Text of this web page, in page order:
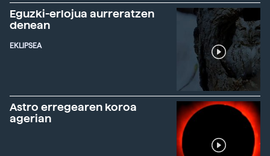
Eguzki-erlojua aurreratzen
denean
EKLIPSEA
Astro erregearen koroa
agerian